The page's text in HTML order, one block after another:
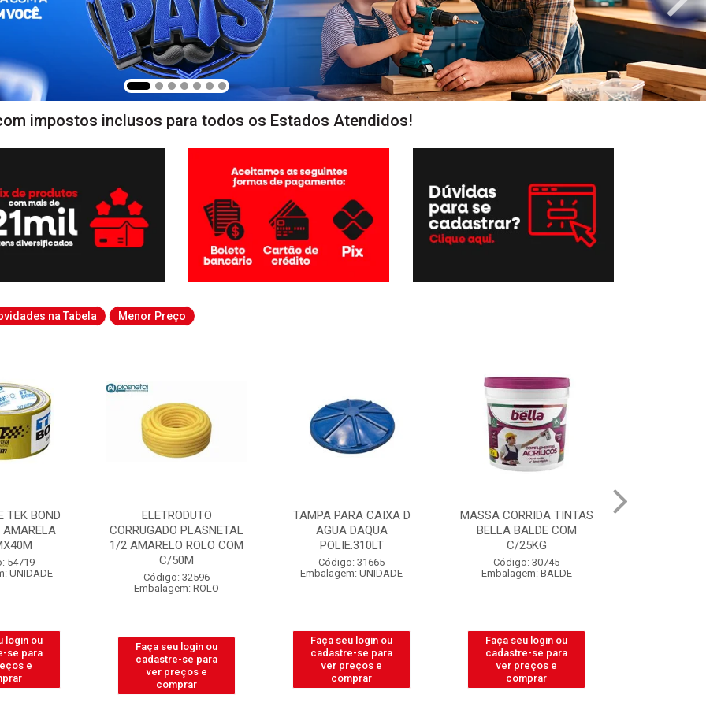
impostos inclusos para todos os Estados Atendidos!
na Tabela Menor Preço
TEK BOND
54719
UNIDADE
login ou
se para
e
ELETRODUTO
CORRUGADO PLASNETAL
1/2 AMARELO ROLO COM
C/50M
Código: 32596
Embalagem: ROLO
Faça seu login ou
cadastre-se para
ver preços e
comprar
TAMPA PARA CAIXA D
AGUA DAQUA
POLIE.310LT
Código: 31665
Embalagem: UNIDADE
Faça seu login ou
cadastre-se para
ver preços e
comprar
MASSA CORRIDA TINTAS
BELLA BALDE COM
C/25KG
Código: 30745
Embalagem: BALDE
Faça seu login ou
cadastre-se para
ver preços e
comprar